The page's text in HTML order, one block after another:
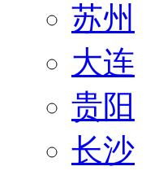
苏州
大连
贵阳
长沙